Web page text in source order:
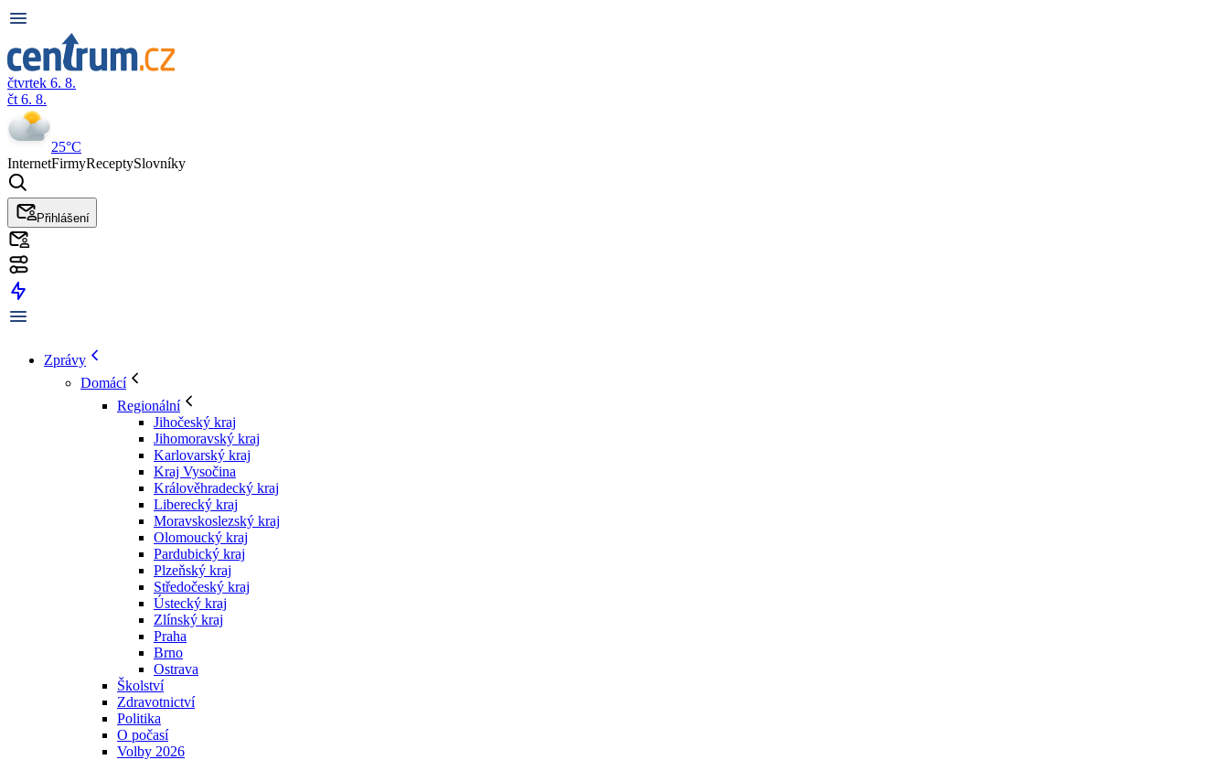
čtvrtek 6. 8.
čt 6. 8.
25°C
InternetFirmyReceptySlovníky
Přihlášení
Zprávy
Domácí
Regionální
Jihočeský kraj
Jihomoravský kraj
Karlovarský kraj
Kraj Vysočina
Králověhradecký kraj
Liberecký kraj
Moravskoslezský kraj
Olomoucký kraj
Pardubický kraj
Plzeňský kraj
Středočeský kraj
Ústecký kraj
Zlínský kraj
Praha
Brno
Ostrava
Školství
Zdravotnictví
Politika
O počasí
Volby 2026